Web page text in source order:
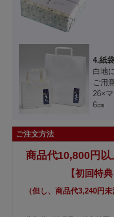
4.紙
白地
ご用
26×
6㎝
ご注文方法
商品代10,800円
【初回特
（但し、商品代3,240円